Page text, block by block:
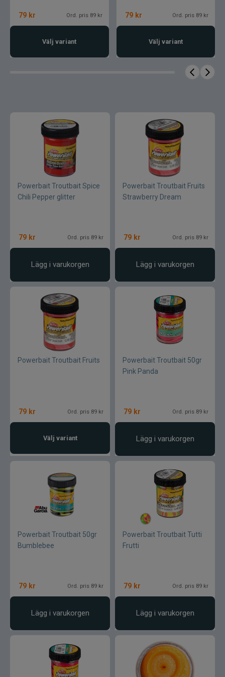
Baltic
Billow Baits
Bite Of Bleak
Bomber
Blue fox skeddrag
Berkley
Blue fox Vibrax
Bergmans
BFT
Costa
Cotton Cordell
Cisco Kid
Dano Fly
Darts
Eastfields Lures
FKP-GEAR
79 kr Ord. pris 89 kr
Välj variant
79 kr Ord. pris 89 kr
Välj variant
Powerbait Troutbait Spice
Chili Pepper glitter
79 kr Ord. pris 89 kr
Lägg i varukorgen
Powerbait Troutbait Fruits
Strawberry Dream
79 kr Ord. pris 89 kr
Lägg i varukorgen
Powerbait Troutbait Fruits
79 kr Ord. pris 89 kr
Välj variant
Powerbait Troutbait 50gr
Pink Panda
79 kr Ord. pris 89 kr
Lägg i varukorgen
Powerbait Troutbait 50gr
Bumblebee
79 kr Ord. pris 89 kr
Lägg i varukorgen
Powerbait Troutbait Tutti
Frutti
79 kr Ord. pris 89 kr
Lägg i varukorgen